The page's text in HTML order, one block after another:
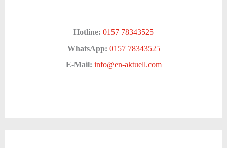
Hotline: 0157 78343525
WhatsApp: 0157 78343525
E-Mail: info@en-aktuell.com